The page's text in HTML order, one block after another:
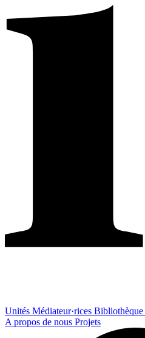
Unités Médiateur·rices Bibliothèque
A propos de nous Projets